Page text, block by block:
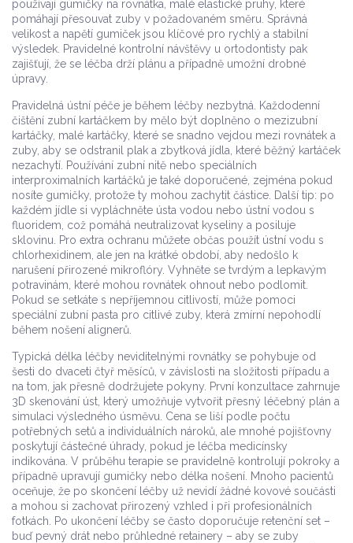
používají gumičky na rovnátka malé elastické pruhy, které
pomáhají přesouvat zuby v požadovaném směru . Správná
velikost a napětí gumiček jsou klíčové pro rychlý a stabilní
výsledek. Pravidelné kontrolní návštěvy u ortodontisty pak
zajišťují, že se léčba drží plánu a případně umožní drobné
úpravy.
Pravidelná ústní péče je během léčby nezbytná. Každodenní
čištění zubní kartáčkem by mělo být doplněno o mezizubní
kartáčky malé kartáčky, které se snadno vejdou mezi rovnátek a
zuby , aby se odstranil plak a zbytková jídla, které běžný kartáček
nezachytí. Používání zubní nitě nebo speciálních
interproximalních kartáčků je také doporučené, zejména pokud
nosíte gumičky, protože ty mohou zachytit částice. Další tip: po
každém jídle si vypláchněte ústa vodou nebo ústní vodou s
fluoridem, což pomáhá neutralizovat kyseliny a posiluje
sklovinu. Pro extra ochranu můžete občas použít ústní vodu s
chlorhexidinem, ale jen na krátké období, aby nedošlo k
narušení přirozené mikroflóry. Vyhněte se tvrdým a lepkavým
potravinám, které mohou rovnátek ohnout nebo podlomit.
Pokud se setkáte s nepříjemnou citlivostí, může pomoci
speciální zubní pasta pro citlivé zuby, která zmírní nepohodlí
během nošení alignerů.
Typická délka léčby neviditelnými rovnátky se pohybuje od
šesti do dvaceti čtyř měsíců, v závislosti na složitosti případu a
na tom, jak přesně dodržujete pokyny. První konzultace zahrnuje
3D skenování úst, který umožňuje vytvořit přesný léčebný plán a
simulaci výsledného úsměvu. Cena se liší podle počtu
potřebných setů a individuálních nároků, ale mnohé pojišťovny
poskytují částečné úhrady, pokud je léčba medicínsky
indikována. V průběhu terapie se pravidelně kontrolují pokroky a
případně upravují gumičky nebo délka nošení. Mnoho pacientů
oceňuje, že po skončení léčby už nevidí žádné kovové součásti
a mohou si zachovat přirozený vzhled i při profesionálních
fotkách. Po ukončení léčby se často doporučuje retenční set –
buď pevný drát nebo průhledné retainery – aby se zuby